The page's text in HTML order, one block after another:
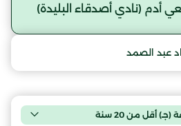
أدم (نادي أصدقاء البليدة)
عبد الصمد
أقل من 20 سنة